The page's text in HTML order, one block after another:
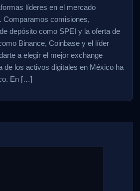
líderes en el mercado
Comparamos comisiones,
depósito como SPEI y la oferta de
Binance, Coinbase y el líder
a elegir el mejor exchange
de los activos digitales en México ha
En […]